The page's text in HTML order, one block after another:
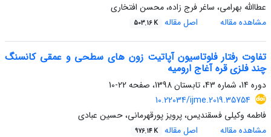
عطاالله بهرامی، ساغر فرج زاده، محسن افتخاری
مشاهده مقاله
اصل مقاله 503.16 K
تفاوت رفتار فلوتاسیون آپاتیت زون های سطحی و عمقی کانسنگ
چند فلزی قره آغاج ارومیه
دوره 14، شماره 43، تابستان 1398، صفحه
22-10
10.22034/ijme.2019.35754
فاطمه وکیلی فسقندیس، پرویز پورقهرمانی، حسین عبادی
مشاهده مقاله
اصل مقاله 976.14 K